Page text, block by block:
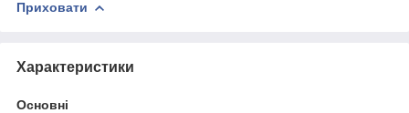
Приховати
Характеристики
Основні